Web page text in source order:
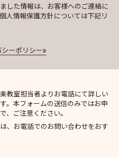
した情報は、お客様へのご連絡に
人情報保護方針については下記リ
ーポリシー
教室担当者よりお電話にて詳しい
。本フォームの送信のみではお申
、ご注意ください。
、お電話でのお問い合わせをおす